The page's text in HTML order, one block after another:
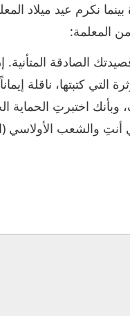
نكرم عيد ميلاد
المعلمة:
الصادقة
كتبتها، ناقلة
وبأنك اختبرتِ
أنتِ والشعب الأولاسي